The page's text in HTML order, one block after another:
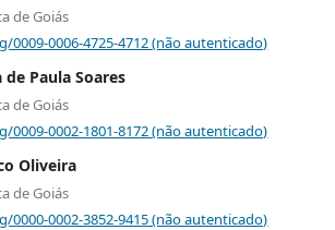
de Goiás
0006-4725-4712 (não autenticado)
Paula Soares
de Goiás
0002-1801-8172 (não autenticado)
Oliveira
de Goiás
0002-3852-9415 (não autenticado)